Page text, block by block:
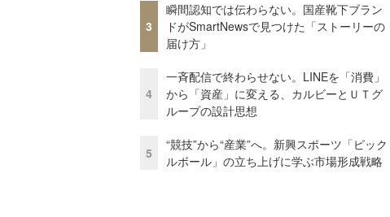
3
瞬間認知では伝わらない。国産靴下ブラン
ドがSmartNewsで見つけた「ストーリーの
届け方」
4
一斉配信で終わらせない。LINEを「消費」
から「資産」に変える、カルビーとＵＴグ
ループの設計思想
5
“競技”から“産業”へ。新興スポーツ「ピック
ルボール」の立ち上げに学ぶ市場形成戦略